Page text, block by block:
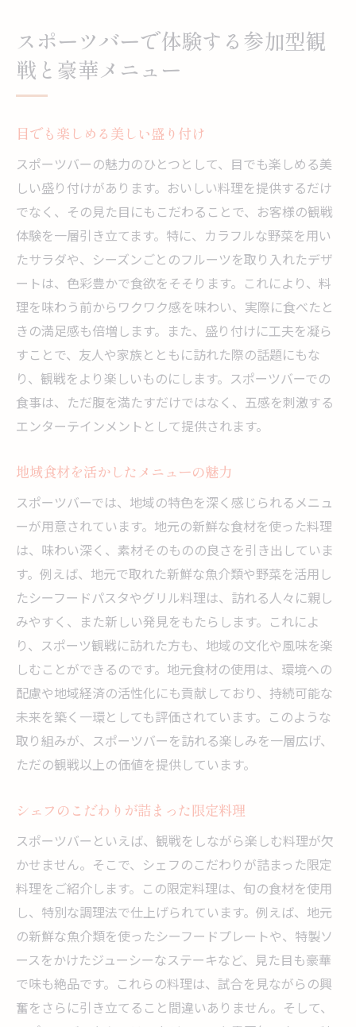
スポーツバーで体験する参加型観
戦と豪華メニュー
目でも楽しめる美しい盛り付け
スポーツバーの魅力のひとつとして、目でも楽しめる美
しい盛り付けがあります。おいしい料理を提供するだけ
でなく、その見た目にもこだわることで、お客様の観戦
体験を一層引き立てます。特に、カラフルな野菜を用い
たサラダや、シーズンごとのフルーツを取り入れたデザ
ートは、色彩豊かで食欲をそそります。これにより、料
理を味わう前からワクワク感を味わい、実際に食べたと
きの満足感も倍増します。また、盛り付けに工夫を凝ら
すことで、友人や家族とともに訪れた際の話題にもな
り、観戦をより楽しいものにします。スポーツバーでの
食事は、ただ腹を満たすだけではなく、五感を刺激する
エンターテインメントとして提供されます。
地域食材を活かしたメニューの魅力
スポーツバーでは、地域の特色を深く感じられるメニュ
ーが用意されています。地元の新鮮な食材を使った料理
は、味わい深く、素材そのものの良さを引き出していま
す。例えば、地元で取れた新鮮な魚介類や野菜を活用し
たシーフードパスタやグリル料理は、訪れる人々に親し
みやすく、また新しい発見をもたらします。これによ
り、スポーツ観戦に訪れた方も、地域の文化や風味を楽
しむことができるのです。地元食材の使用は、環境への
配慮や地域経済の活性化にも貢献しており、持続可能な
未来を築く一環としても評価されています。このような
取り組みが、スポーツバーを訪れる楽しみを一層広げ、
ただの観戦以上の価値を提供しています。
シェフのこだわりが詰まった限定料理
スポーツバーといえば、観戦をしながら楽しむ料理が欠
かせません。そこで、シェフのこだわりが詰まった限定
料理をご紹介します。この限定料理は、旬の食材を使用
し、特別な調理法で仕上げられています。例えば、地元
の新鮮な魚介類を使ったシーフードプレートや、特製ソ
ースをかけたジューシーなステーキなど、見た目も豪華
で味も絶品です。これらの料理は、試合を見ながらの興
奮をさらに引き立てること間違いありません。そして、